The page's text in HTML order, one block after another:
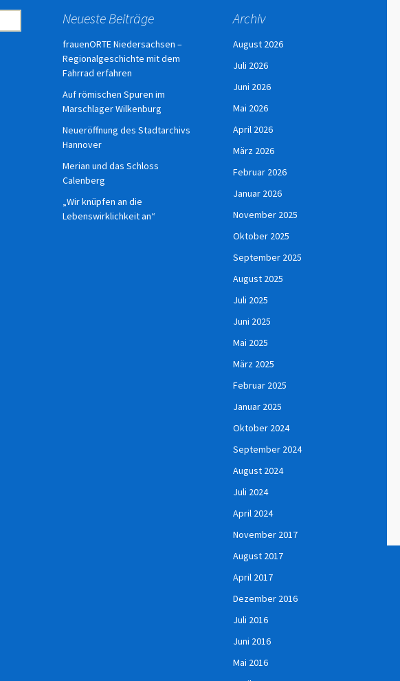
Neueste Beiträge
frauenORTE Niedersachsen –
Regionalgeschichte mit dem
Fahrrad erfahren
Auf römischen Spuren im
Marschlager Wilkenburg
Neueröffnung des Stadtarchivs
Hannover
Merian und das Schloss
Calenberg
„Wir knüpfen an die
Lebenswirklichkeit an“
Archiv
August 2026
Juli 2026
Juni 2026
Mai 2026
April 2026
März 2026
Februar 2026
Januar 2026
November 2025
Oktober 2025
September 2025
August 2025
Juli 2025
Juni 2025
Mai 2025
März 2025
Februar 2025
Januar 2025
Oktober 2024
September 2024
August 2024
Juli 2024
April 2024
November 2017
August 2017
April 2017
Dezember 2016
Juli 2016
Juni 2016
Mai 2016